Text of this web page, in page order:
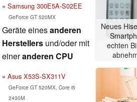
Samsung 300E5A-S02EE
GeForce GT 520MX
Geräte einesanderen
Herstellers und/oder mit
eineranderen CPU
Asus X53S-SX311V
GeForce GT 520MX, Core i5
2430M
Neues
echten